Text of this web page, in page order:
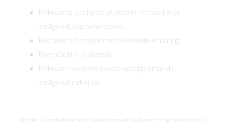
Relevante bachelor of master: vb bachelor
vastgoed, bachelor bouw…
Bachelor of master met relevante ervaring:
Erkende BIV-makelaar
Relevant ondernemerschapsdiploma: vb.
vastgoedmakelaar.
Uit de voorgelegde stukken moet blijken dat er een basis